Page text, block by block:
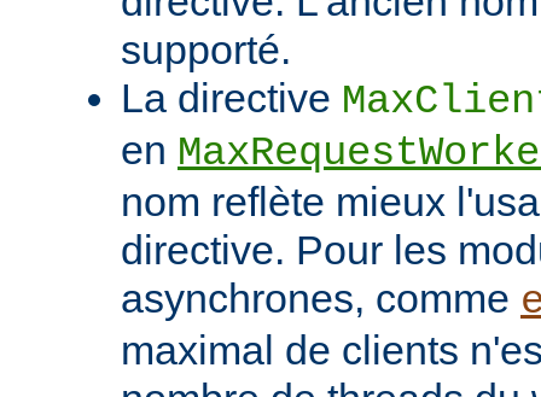
supporté.
La directive
en
nom reflète mieux
directive. Pour les
asynchrones, comme
maximal de clients